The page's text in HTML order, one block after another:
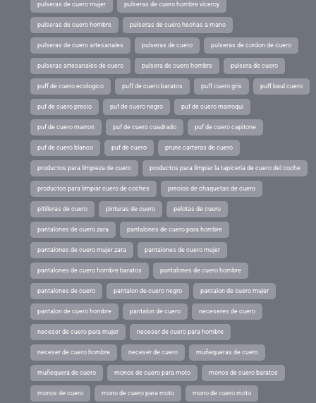
pulseras de cuero mujer pulseras de cuero hombre viceroy
pulseras de cuero hombre pulseras de cuero hechas a mano
pulseras de cuero artesanales pulseras de cuero pulseras de cordon de cuero
pulseras artesanales de cuero pulsera de cuero hombre pulsera de cuero
puff de cuero ecologico puff de cuero baratos puff cuero gris puff baul cuero
puf de cuero precio puf de cuero negro puf de cuero marroqui
puf de cuero marron puf de cuero cuadrado puf de cuero capitone
puf de cuero blanco puf de cuero prune carteras de cuero
productos para limpieza de cuero productos para limpiar la tapiceria de cuero del coche
productos para limpiar cuero de coches precios de chaquetas de cuero
pitilleras de cuero pinturas de cuero pelotas de cuero
pantalones de cuero zara pantalones de cuero para hombre
pantalones de cuero mujer zara pantalones de cuero mujer
pantalones de cuero hombre baratos pantalones de cuero hombre
pantalones de cuero pantalon de cuero negro pantalon de cuero mujer
pantalon de cuero hombre pantalon de cuero neceseres de cuero
neceser de cuero para mujer neceser de cuero para hombre
neceser de cuero hombre neceser de cuero muñequeras de cuero
muñequera de cuero monos de cuero para moto monos de cuero baratos
monos de cuero mono de cuero para moto mono de cuero moto